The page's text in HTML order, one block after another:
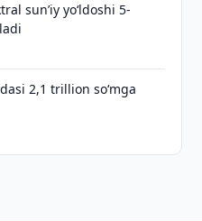
sun’iy yo‘ldoshi 5-
2,1 trillion so‘mga